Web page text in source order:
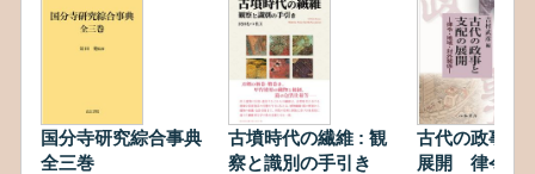
国分寺研究綜合事典
全三巻
古墳時代の繊維 : 観
察と識別の手引き
古代の政事と
展開 律令・